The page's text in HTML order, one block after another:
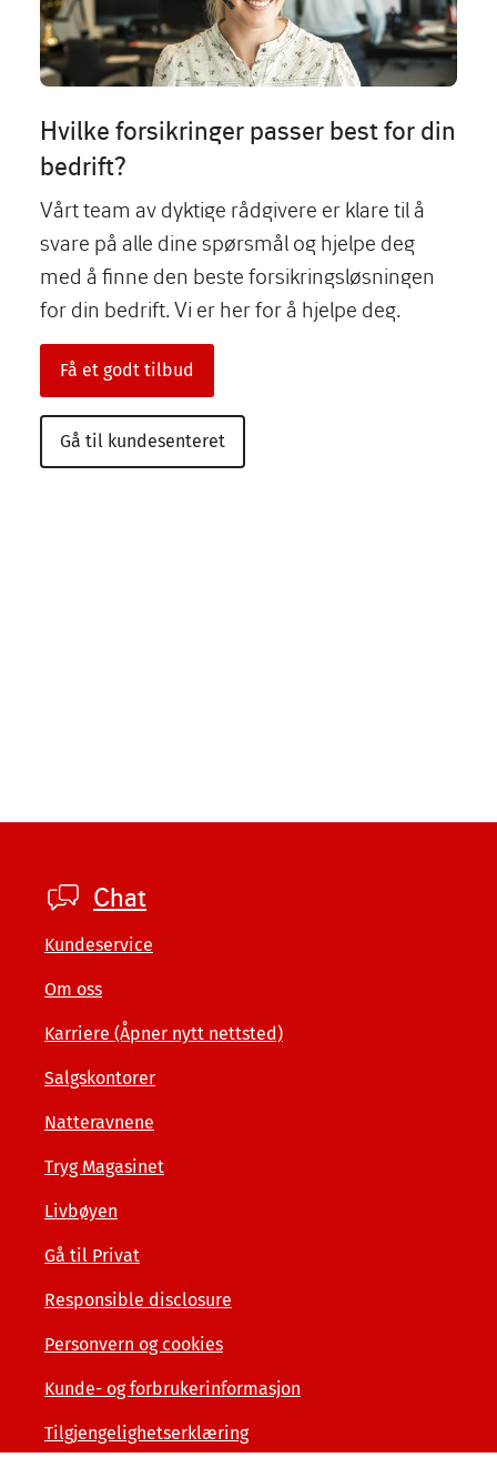
Hvilke forsikringer passer best for din
bedrift?
Vårt team av dyktige rådgivere er klare til å
svare på alle dine spørsmål og hjelpe deg
med å finne den beste forsikringsløsningen
for din bedrift. Vi er her for å hjelpe deg.
Få et godt tilbud
Gå til kundesenteret
Footer
company
Chat
Kundeservice
Om oss
Karriere (Åpner nytt nettsted)
Salgskontorer
Natteravnene
Tryg Magasinet
Livbøyen
Gå til Privat
Responsible disclosure
Personvern og cookies
Kunde- og forbrukerinformasjon
Tilgjengelighetserklæring